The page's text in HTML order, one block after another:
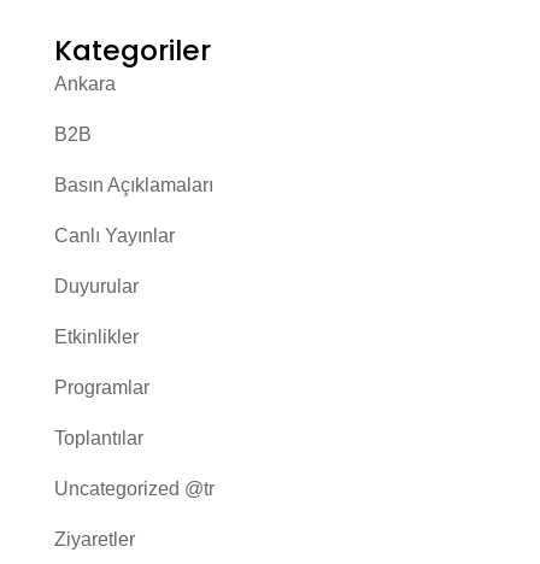
Kategoriler
Ankara
B2B
Basın Açıklamaları
Canlı Yayınlar
Duyurular
Etkinlikler
Programlar
Toplantılar
Uncategorized @tr
Ziyaretler